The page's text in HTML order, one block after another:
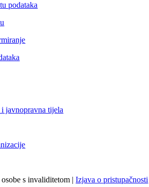
podataka
javnopravna tijela
s invaliditetom |Izjava o pristupačnosti